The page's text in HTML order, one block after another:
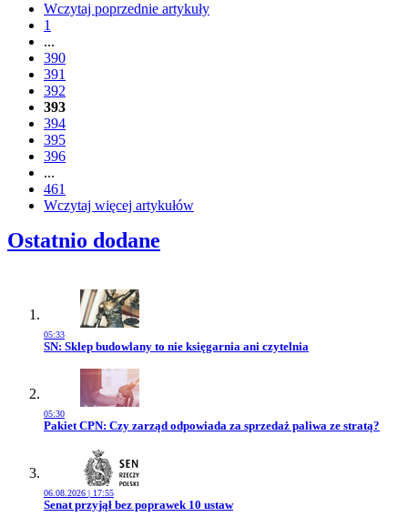
Wczytaj poprzednie artykuły
1
...
390
391
392
393
394
395
396
...
461
Wczytaj więcej artykułów
Ostatnio dodane
05:33
Przejdź do artykułu:
SN: Sklep budowlany to nie księgarnia ani czytelnia
05:30
Przejdź do artykułu:
Pakiet CPN: Czy zarząd odpowiada za sprzedaż paliwa ze stratą?
06.08.2026 | 17:55
Przejdź do artykułu:
Senat przyjął bez poprawek 10 ustaw